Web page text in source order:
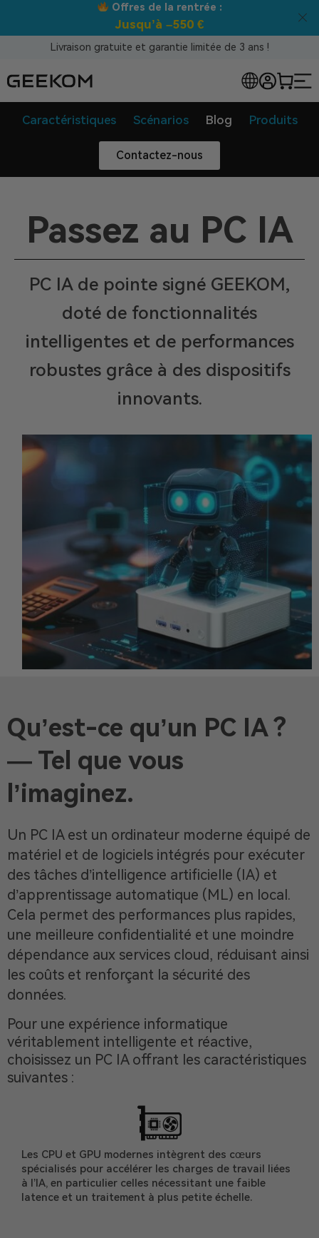
Offres de la rentrée :
Jusqu’à –550 €
Livraison gratuite et garantie limitée de 3 ans !
Caractéristiques Scénarios Blog Produits
Contactez-nous
Passez au PC IA
PC IA de pointe signé GEEKOM,
doté de fonctionnalités
intelligentes et de performances
robustes grâce à des dispositifs
innovants.
Qu’est-ce qu’un PC IA ?
— Tel que vous
l’imaginez.
Un PC IA est un ordinateur moderne équipé de
matériel et de logiciels intégrés pour exécuter
des tâches d’intelligence artificielle (IA) et
d’apprentissage automatique (ML) en local.
Cela permet des performances plus rapides,
une meilleure confidentialité et une moindre
dépendance aux services cloud, réduisant ainsi
les coûts et renforçant la sécurité des
données.
Pour une expérience informatique
véritablement intelligente et réactive,
choisissez un PC IA offrant les caractéristiques
suivantes :
Les CPU et GPU modernes intègrent des cœurs
spécialisés pour accélérer les charges de travail liées
à l’IA, en particulier celles nécessitant une faible
latence et un traitement à plus petite échelle.